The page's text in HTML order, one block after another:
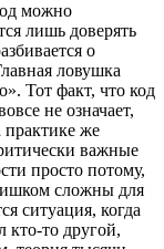
можно
лишь доверять
о
ловушка
Тот факт, что код
не означает,
практике же
важные
просто потому,
сложны для
ситуация, когда
кто-то другой,